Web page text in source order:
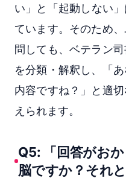
い」と「起動しない
ています。そのため
問しても、ベテラン
を分類・解釈し、「
内容ですね？」と適
えられます。
Q5: 「回答がお
脳ですか？それ